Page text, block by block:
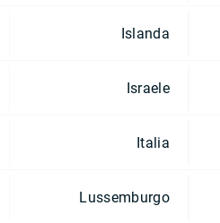
Islanda
Israele
Italia
Lussemburgo